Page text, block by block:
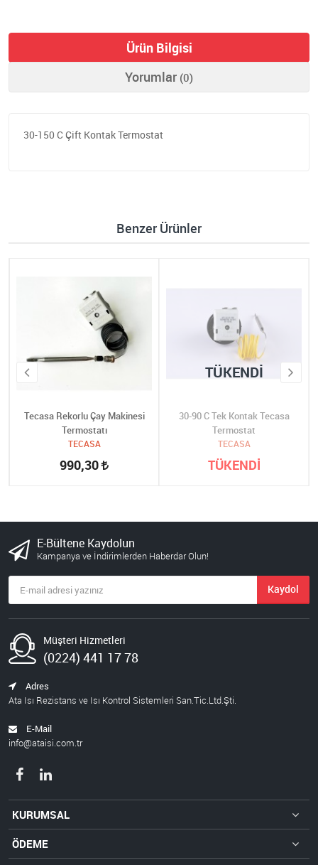
Ürün Bilgisi
Yorumlar (0)
30-150 C Çift Kontak Termostat
Benzer Ürünler
Tecasa Rekorlu Çay Makinesi
Termostatı
TECASA
990,30
30-90 C Tek Kontak Tecasa
Termostat
TECASA
TÜKENDİ
TÜKENDI
E-Bültene Kaydolun
Kampanya ve İndirimlerden Haberdar Olun!
Kaydol
Müşteri Hizmetleri
(0224) 441 17 78
Adres
Ata Isı Rezistans ve Isı Kontrol Sistemleri San.Tic.Ltd.Şti.
E-Mail
info@ataisi.com.tr
KURUMSAL
ÖDEME